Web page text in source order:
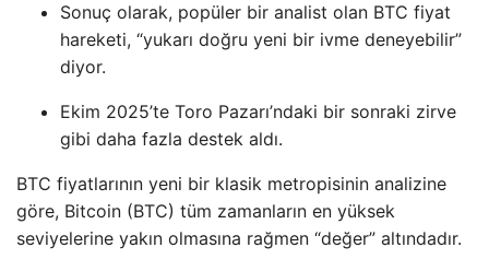
Sonuç olarak, popüler bir analist olan BTC fiyat
hareketi, “yukarı doğru yeni bir ivme deneyebilir”
diyor.
Ekim 2025’te Toro Pazarı’ndaki bir sonraki zirve
gibi daha fazla destek aldı.
BTC fiyatlarının yeni bir klasik metropisinin analizine
göre, Bitcoin (BTC) tüm zamanların en yüksek
seviyelerine yakın olmasına rağmen “değer” altındadır.